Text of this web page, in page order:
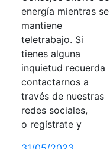
energía mientras se
mantiene
teletrabajo. Si
tienes alguna
inquietud recuerda
contactarnos a
través de nuestras
redes sociales,
o regístrate y